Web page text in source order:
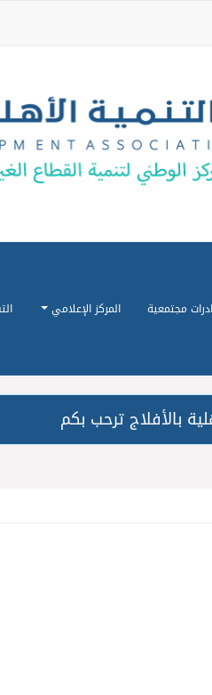
مجتمعية المركز الإعلامي
بالأفلاج ترحب بكم